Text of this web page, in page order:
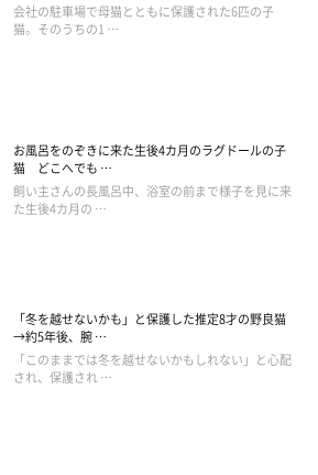
会社の駐車場で母猫とともに保護された6匹の子
猫。そのうちの1 …
お風呂をのぞきに来た生後4カ月のラグドールの子
猫 どこへでも …
飼い主さんの長風呂中、浴室の前まで様子を見に来
た生後4カ月の …
「冬を越せないかも」と保護した推定8才の野良猫
→約5年後、腕 …
「このままでは冬を越せないかもしれない」と心配
され、保護され …